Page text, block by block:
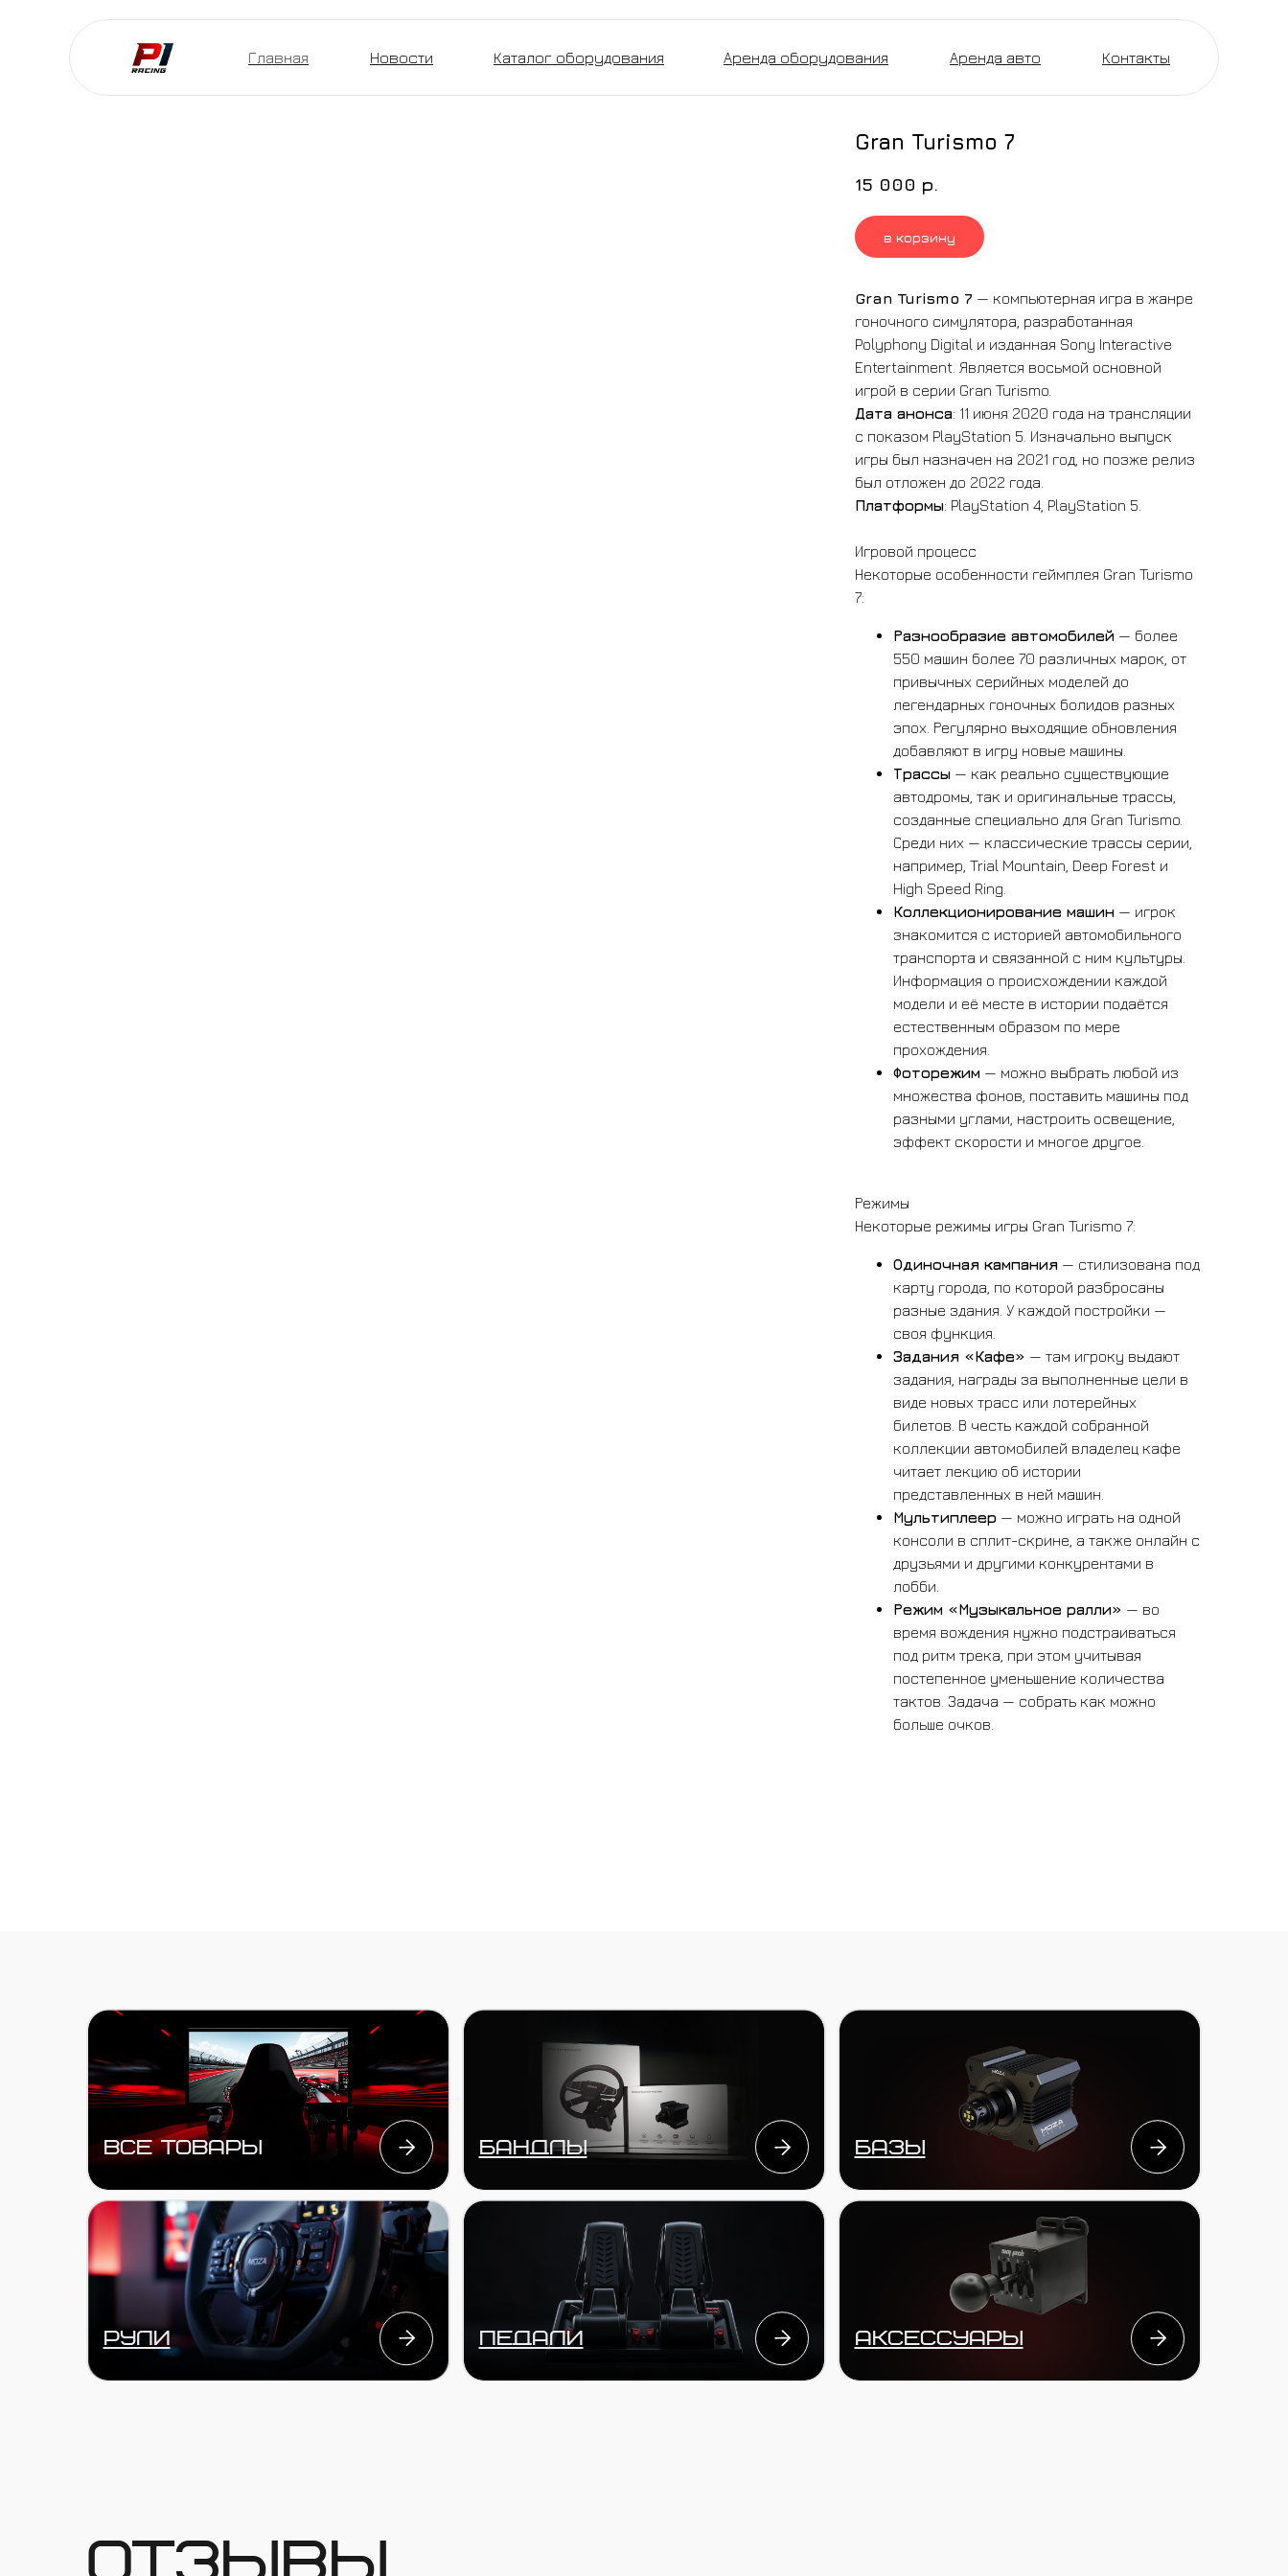
Главная Каталог оборудования Аренда оборудования Аренда авто
Новости Контакты
Gran Turismo 7
15 000 р.
в корзину
Gran Turismo 7 — компьютерная игра в жанре
гоночного симулятора, разработанная
Polyphony Digital и изданная Sony Interactive
Entertainment. Является восьмой основной
игрой в серии Gran Turismo.
Дата анонса: 11 июня 2020 года на трансляции
с показом PlayStation 5. Изначально выпуск
игры был назначен на 2021 год, но позже релиз
был отложен до 2022 года.
Платформы: PlayStation 4, PlayStation 5.
Игровой процесс
Некоторые особенности геймплея Gran Turismo
7:
Разнообразие автомобилей — более
550 машин более 70 различных марок, от
привычных серийных моделей до
легендарных гоночных болидов разных
эпох. Регулярно выходящие обновления
добавляют в игру новые машины.
Трассы — как реально существующие
автодромы, так и оригинальные трассы,
созданные специально для Gran Turismo.
Среди них — классические трассы серии,
например, Trial Mountain, Deep Forest и
High Speed Ring.
Коллекционирование машин — игрок
знакомится с историей автомобильного
транспорта и связанной с ним культуры.
Информация о происхождении каждой
модели и её месте в истории подаётся
естественным образом по мере
прохождения.
Фоторежим — можно выбрать любой из
множества фонов, поставить машины под
разными углами, настроить освещение,
эффект скорости и многое другое.
Режимы
Некоторые режимы игры Gran Turismo 7:
Одиночная кампания — стилизована под
карту города, по которой разбросаны
разные здания. У каждой постройки —
своя функция.
Задания «Кафе» — там игроку выдают
задания, награды за выполненные цели в
виде новых трасс или лотерейных
билетов. В честь каждой собранной
коллекции автомобилей владелец кафе
читает лекцию об истории
представленных в ней машин.
Мультиплеер — можно играть на одной
консоли в сплит-скрине, а также онлайн с
друзьями и другими конкурентами в
лобби.
Режим «Музыкальное ралли» — во
время вождения нужно подстраиваться
под ритм трека, при этом учитывая
постепенное уменьшение количества
тактов. Задача — собрать как можно
больше очков.
РУЛИ ПЕДАЛИ
ОТЗЫВЫ